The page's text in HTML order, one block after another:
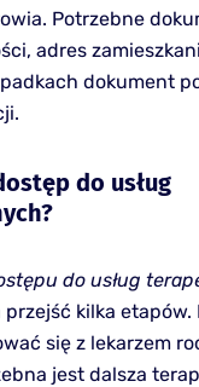
Potrzebne
adres
dokument
do usług
do usług
kilka etapów.
się z lekarzem
jest dalsza